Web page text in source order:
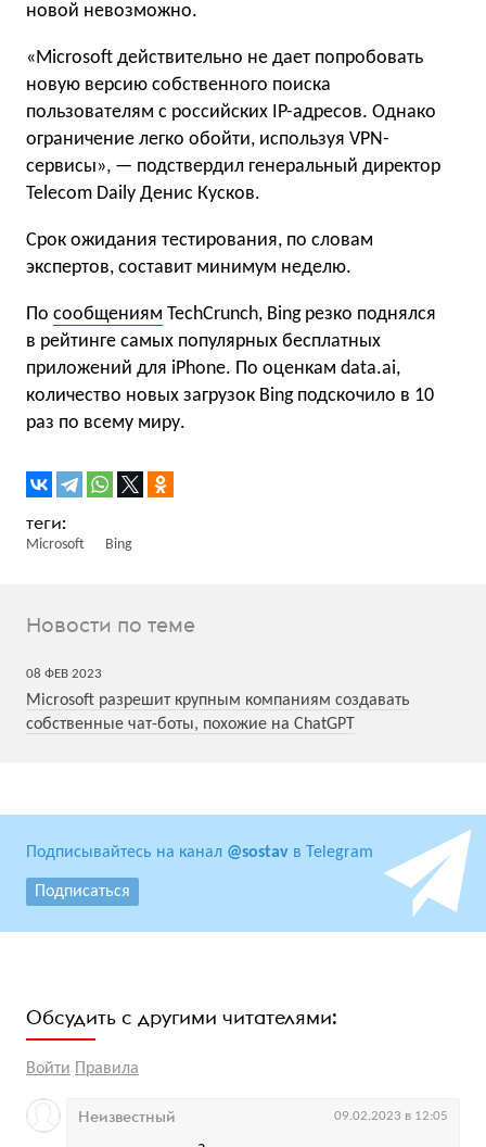
новой невозможно.
«Microsoft действительно не дает попробовать
новую версию собственного поиска
пользователям с российских IP-адресов. Однако
ограничение легко обойти, используя VPN-
сервисы», — подствердил генеральный директор
Telecom Daily Денис Кусков.
Срок ожидания тестирования, по словам
экспертов, составит минимум неделю.
По сообщениям TechCrunch, Bing резко поднялся
в рейтинге самых популярных бесплатных
приложений для iPhone. По оценкам data.ai,
количество новых загрузок Bing подскочило в 10
раз по всему миру.
Microsoft Bing
Новости по теме
08 ФЕВ 2023
Microsoft разрешит крупным компаниям создавать
собственные чат-боты, похожие на ChatGPT
Подписывайтесь на канал @sostav в Telegram
Подписаться
Обсудить с другими читателями:
Войти Правила
Неизвестный 09.02.2023 в 12:05